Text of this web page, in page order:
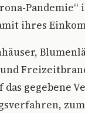
ihres
gegebene